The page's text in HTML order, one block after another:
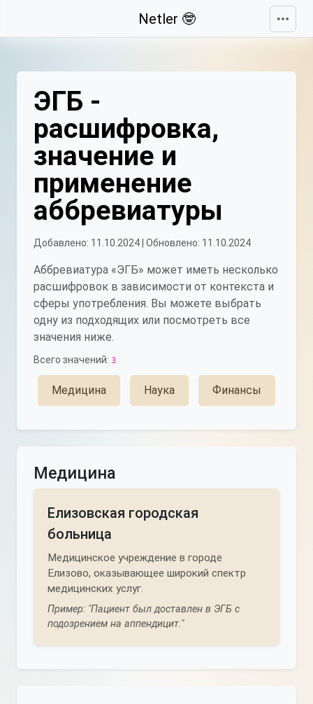
Netler 🤓
ЭГБ -
расшифровка,
значение и
применение
аббревиатуры
Добавлено: 11.10.2024 | Обновлено: 11.10.2024
Аббревиатура «ЭГБ» может иметь несколько
расшифровок в зависимости от контекста и
сферы употребления. Вы можете выбрать
одну из подходящих или посмотреть все
значения ниже.
Всего значений: 3
Медицина Наука Финансы
Медицина
Елизовская городская
больница
Медицинское учреждение в городе
Елизово, оказывающее широкий спектр
медицинских услуг.
Пример: "Пациент был доставлен в ЭГБ с
подозрением на аппендицит."